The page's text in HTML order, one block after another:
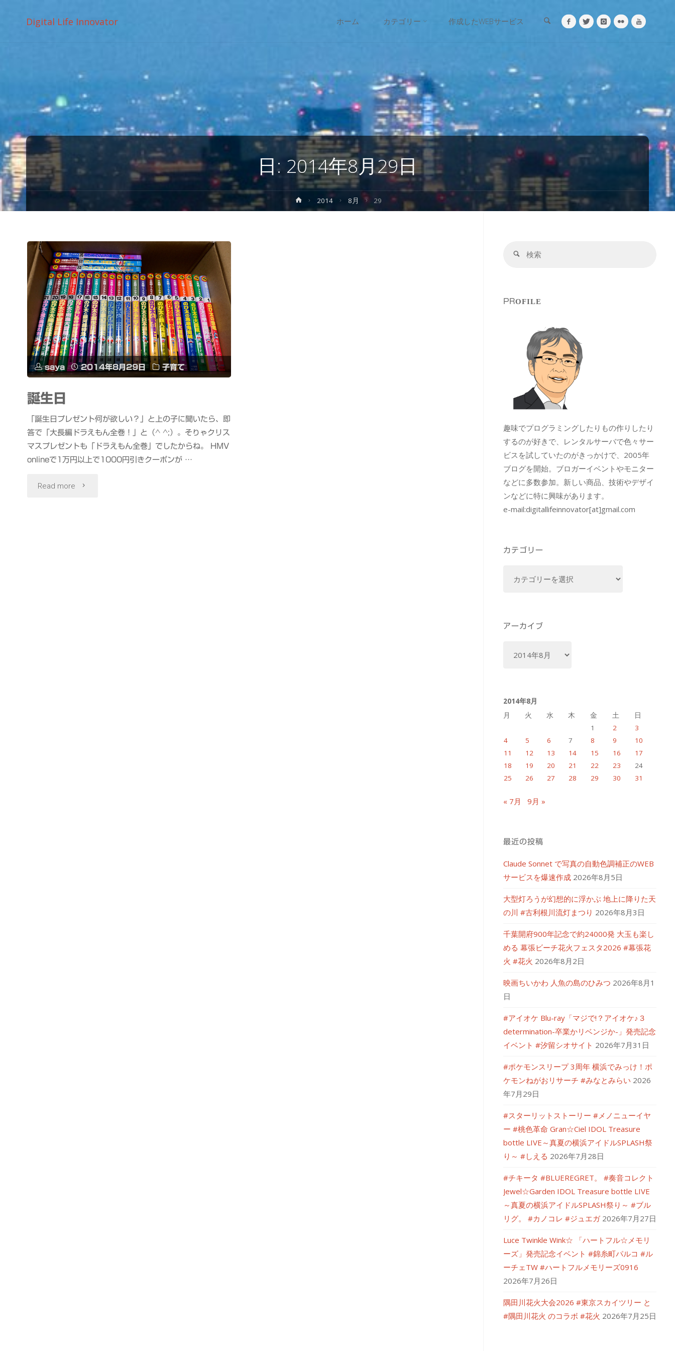
Digital Life Innovator
へ
ス
ホーム カテゴリー 作成したWEBサービス
日: 2014年8月29日
ホ
ー
2014 8月 29
saya 2014年8月29日 子育て
誕生日
「誕生日プレゼント何が欲しい？」と上の子に聞いたら、即
答で「大長編ドラえもん全巻！」と（^ ^;）。そりゃクリス
マスプレゼントも「ドラえもん全巻」でしたからね。 HMV
onlineで1万円以上で1000円引きクーポンが …
Read more "誕
検
PROFILE
趣味でプログラミングしたりもの作りしたり
するのが好きで、レンタルサーバで色々サー
ビスを試していたのがきっかけで、2005年
ブログを開始。ブロガーイベントやモニター
などに多数参加。新しい商品、技術やデザイ
ンなどに特に興味があります。
e-mail:digitallifeinnovator[at]gmail.com
カテゴリー
ー
アーカイブ
ブ
2014年8月
月
火 水 木 金 土
日
1
2
3
4
5 6 7 8 9
10
11
12 13 14 15 16
17
18
19 20 21 22 23
24
25
26 27 28 29 30 31
« 7月 9月 »
最近の投稿
Claude Sonnet で写真の自動色調補正のWEB
サービスを爆速作成 2026年8月5日
大型灯ろうが幻想的に浮かぶ 地上に降りた天
の川 #古利根川流灯まつり 2026年8月3日
千葉開府900年記念で約24000発 大玉も楽し
める 幕張ビーチ花火フェスタ2026 #幕張花
火 #花火 2026年8月2日
映画ちいかわ 人魚の島のひみつ 2026年8月1
日
#アイオケ Blu-ray「マジで!？アイオケ♪３
determination-卒業かリベンジか-」発売記念
イベント #汐留シオサイト 2026年7月31日
#ポケモンスリープ 3周年 横浜でみっけ！ポ
ケモンねがおリサーチ #みなとみらい 2026
年7月29日
#スターリットストーリー #メノニューイヤ
ー #桃色革命 Gran☆Ciel IDOL Treasure
bottle LIVE～真夏の横浜アイドルSPLASH祭
り～ #しえる 2026年7月28日
#チキータ #BLUEREGRET。 #奏音コレクト
Jewel☆Garden IDOL Treasure bottle LIVE
～真夏の横浜アイドルSPLASH祭り～ #ブル
リグ。 #カノコレ #ジュエガ 2026年7月27日
Luce Twinkle Wink☆ 「ハートフル☆メモリ
ーズ」発売記念イベント #錦糸町パルコ #ル
ーチェTW #ハートフルメモリーズ0916
2026年7月26日
隅田川花火大会2026 #東京スカイツリー と
#隅田川花火 のコラボ #花火 2026年7月25日